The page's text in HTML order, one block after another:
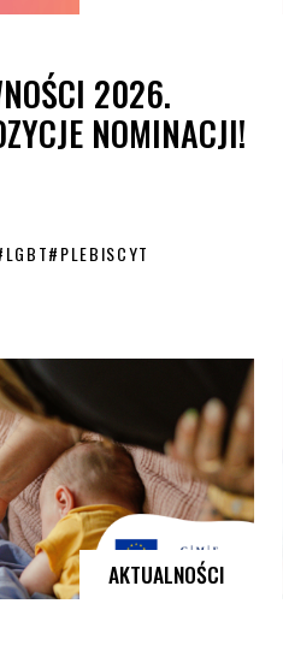
2026.
NOMINACJI!
LGBT#PLEBISCYT
AKTUALNOŚCI